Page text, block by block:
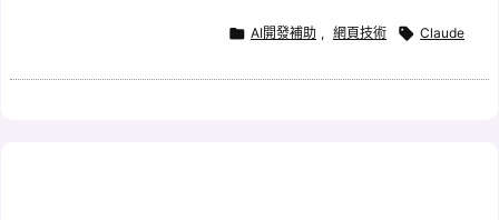
 AI開發補助 , 網頁技術  Claude